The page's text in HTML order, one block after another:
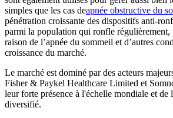
simples que les cas deapnée obstructive du
pénétration croissante des dispositifs anti-
parmi la population qui ronfle régulièrement,
raison de l’apnée du sommeil et d’autres
croissance du marché.
Le marché est dominé par des acteurs
Fisher & Paykel Healthcare Limited et
leur forte présence à l'échelle mondiale et de
diversifié.